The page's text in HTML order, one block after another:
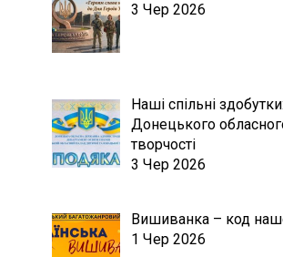
3 Чер 2026
Наші спільні
Донецького
творчості
3 Чер 2026
Вишиванка – код
1 Чер 2026